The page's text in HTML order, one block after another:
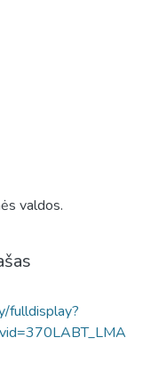
valdos.
fulldisplay?